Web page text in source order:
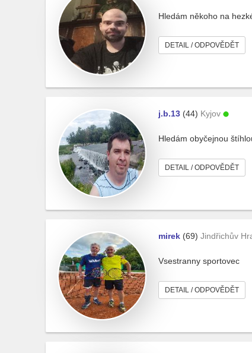
Hledám někoho na
DETAIL / ODPOVĚDĚT
j.b.13 (44) Kyjov
Hledám obyčejnou
DETAIL / ODPOVĚDĚT
mirek (69) Jindřichův
Vsestranny sportovec
DETAIL / ODPOVĚDĚT